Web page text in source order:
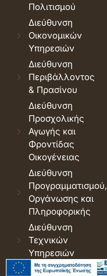
Πολιτισμού
Διεύθυνση
Οικονομικών
Υπηρεσιών
Διεύθυνση
Περιβάλλοντος
& Πρασίνου
Διεύθυνση
Προσχολικής
Αγωγής και
Φροντίδας
Οικογένειας
Διεύθυνση
Προγραμματισμού,
Οργάνωσης και
Πληροφορικής
Διεύθυνση
Τεχνικών
Υπηρεσιών
© 2026 Δήμος Δράμας.